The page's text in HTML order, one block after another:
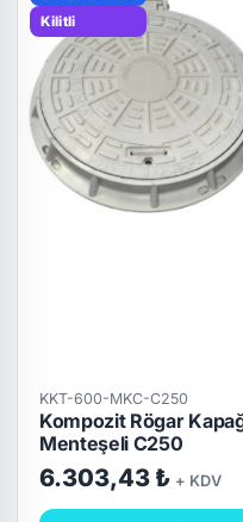
Kilitli
KKT-600-MKC-C250
Kompozit Rögar
Menteşeli C250
6.303,43 ₺ + KDV